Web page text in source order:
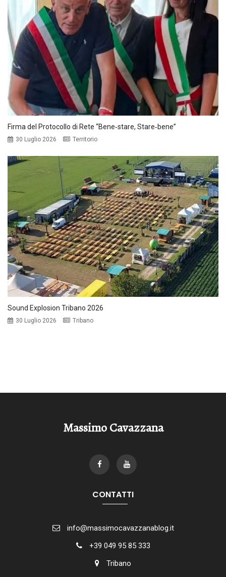
Firma del Protocollo di Rete “Bene‑stare, Stare‑bene”
30 Luglio 2026 Territorio
Sound Explosion Tribano 2026
30 Luglio 2026 Tribano
Massimo Cavazzana
CONTATTI
info@massimocavazzanablog.it
+39 049 95 85 333
Tribano